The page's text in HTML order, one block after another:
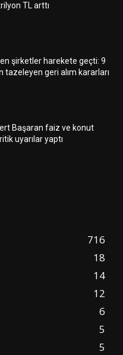
TL arttı
şirketler harekete geçti: 9
tazeleyen geri alım kararları
Başaran faiz ve konut
uyarılar yaptı
716
18
14
12
6
5
5